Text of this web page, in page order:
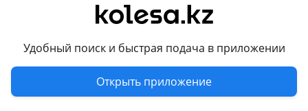
Удобный поиск и быстрая подача в приложении
Открыть приложение
Механика
Руль
Слева
Цвет
Растаможен в Казахстане
Да